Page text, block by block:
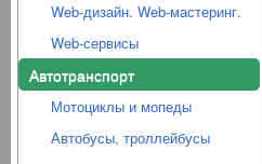
Web-дизайн. Web-мастеринг.
Web-сервисы
Автотранспорт
Мотоциклы и мопеды
Автобусы, троллейбусы